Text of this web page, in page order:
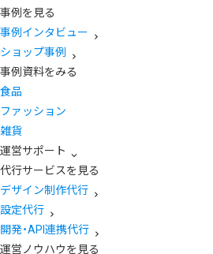
事例を見る
事例インタビュー
ショップ事例
事例資料をみる
食品
ファッション
雑貨
運営サポート
代行サービスを見る
デザイン制作代行
設定代行
開発・API連携代行
運営ノウハウを見る